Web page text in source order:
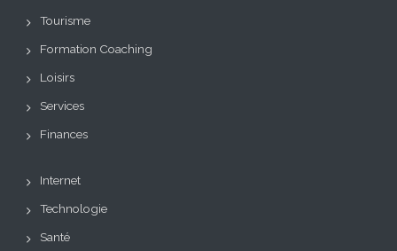
Tourisme
Formation Coaching
Loisirs
Services
Finances
Internet
Technologie
Santé